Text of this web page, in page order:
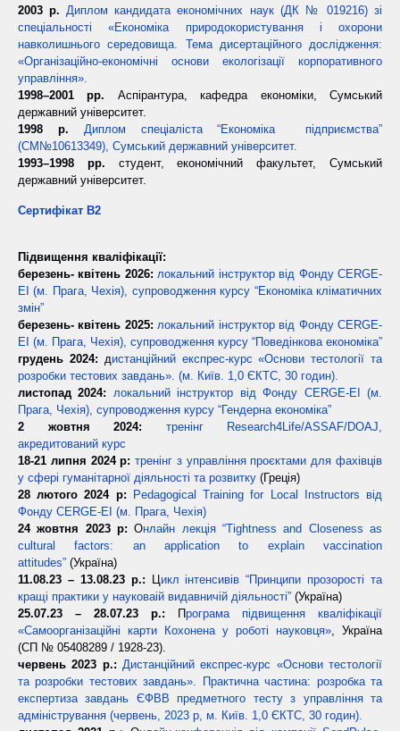
2003 р.Диплом кандидата економічних наук (ДК № 019216) зі
спеціальності «Економіка природокористування і охорони
навколишнього середовища. Тема дисертаційного дослідження:
«Організаційно-економічні основи екологізації корпоративного
управління».
1998–2001 рр. Аспірантура, кафедра економіки, Сумський
державний університет.
1998 р. Диплом спеціаліста “Економіка підприємства”
(СМ№10613349), Сумський державний університет.
1993–1998 рр. студент, економічний факультет, Сумський
державний університет.
Сертифікат B2
Підвищення кваліфікації:
березень- квітень 2026:локальний інструктор від Фонду CERGE-
EI (м. Прага, Чехія), супроводження курсу “Економіка кліматичних
змін”
березень- квітень 2025: локальний інструктор від Фонду CERGE-
EI (м. Прага, Чехія), супроводження курсу “Поведінкова економіка”
грудень 2024: дистанційний експрес-курс «Основи тестології та
розробки тестових завдань». (м. Київ. 1,0 ЄКТС, 30 годин).
листопад 2024: локальний інструктор від Фонду CERGE-EI (м.
Прага, Чехія), супроводження курсу “Гендерна економіка”
2 жовтня 2024: тренінг Research4Life/ASSAF/DOAJ,
акредитований курс
18-21 липня 2024 р:тренінг з управління проєктами для фахівців
у сфері гуманітарної діяльності та розвитку (Греція)
28 лютого 2024 р:
Pedagogical Training for Local Instructors від
Фонду CERGE-EI (м. Прага, Чехія)
24 жовтня 2023 р:Онлайн лекція “Tightness and Closeness as
cultural factors: an application to explain vaccination
attitudes” (Україна)
11.08.23 – 13.08.23 р.: Цикл інтенсивів “Принципи прозорості та
кращі практики у науковаій видавничій діяльності” (Україна)
25.07.23 – 28.07.23 р.: Програма підвищення кваліфікації
«Самоорганізаційні карти Кохонена у роботі науковця», Україна
(СП № 05408289 / 1928-23).
червень 2023 р.: Дистанційний експрес-курс «Основи тестології
та розробки тестових завдань». Практична частина: розробка та
експертиза завдань ЄФВВ предметного тесту з управління та
адміністрування (червень, 2023 р, м. Київ. 1,0 ЄКТС, 30 годин).